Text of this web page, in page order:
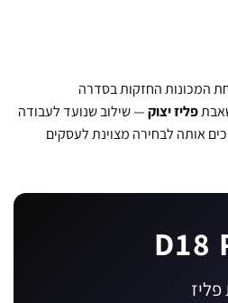
– אחת המכונות החזקות בסדרה
פליז יצוק— שילוב שנועד לעבודה
אותה לבחירה מצוינת לעסקים
D18